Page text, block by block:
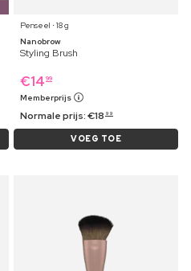
Penseel ⋅ 18 g
Nanobrow
Styling Brush
€14 99
Memberprijs
Normale prijs:€18 99
VOEG TOE